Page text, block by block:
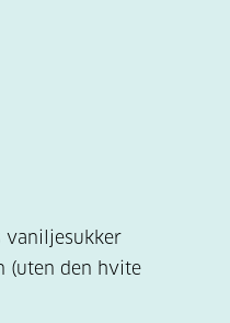
vaniljesukker
(uten den hvite